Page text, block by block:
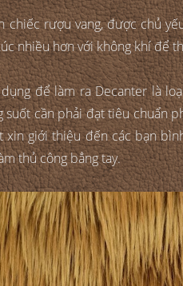
chiếc rượu vang, được chủ
nhiều hơn với không khí để
để làm ra Decanter là
suốt cần phải đạt tiêu chuẩn
xin giới thiệu đến các bạn
thủ công bẳng tay.